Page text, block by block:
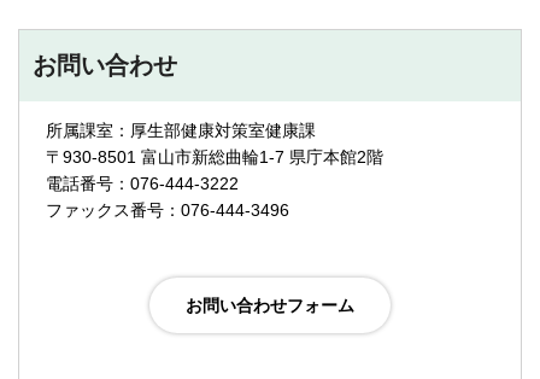
お問い合わせ
所属課室：厚生部健康対策室健康課
〒930-8501 富山市新総曲輪1-7 県庁本館2階
電話番号：076-444-3222
ファックス番号：076-444-3496